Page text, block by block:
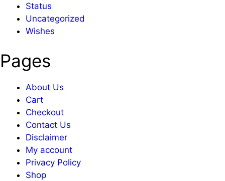
Status
Uncategorized
Wishes
Pages
About Us
Cart
Checkout
Contact Us
Disclaimer
My account
Privacy Policy
Shop